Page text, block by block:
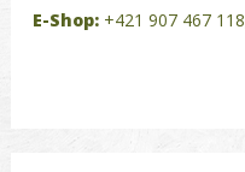
E-Shop: +421 907 467 118